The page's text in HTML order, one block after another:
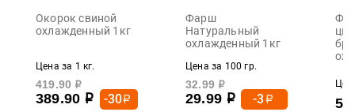
Окорок свиной
охлажденный 1кг
Цена за 1 кг.
419.90 р
389.90 р -30р
Фарш
Натуральный
охлажденный 1кг
Цена за 100 гр.
32.99 р
29.99 р -3р